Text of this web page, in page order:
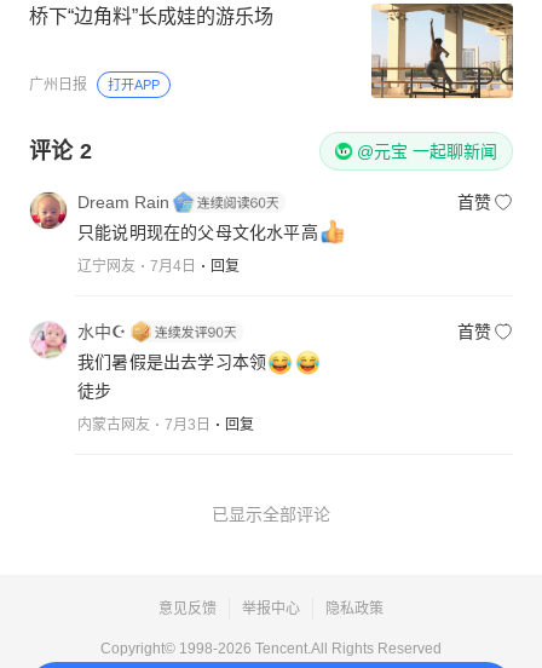
桥下“边角料”长成娃的游乐场
广州日报 打开APP
评论 2 @元宝 一起聊新闻
Dream Rain
首赞
只能说明现在的父母文化水平高
辽宁网友 7月4日 回复
水中☪
首赞
我们暑假是出去学习本领
徒步
内蒙古网友 7月3日 回复
已显示全部评论
意见反馈 举报中心 隐私政策
Copyright© 1998-2026 Tencent.All Rights Reserved